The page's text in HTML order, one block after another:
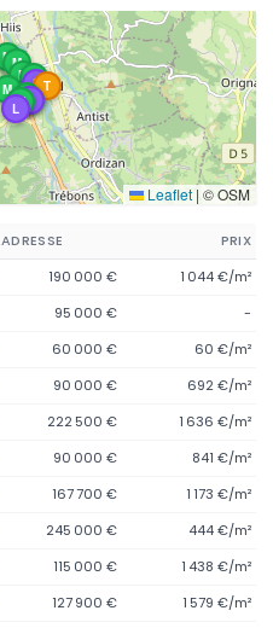
ADRESSE
PRIX
190 000 €
1 044 €/m²
95 000 €
-
60 000 €
60 €/m²
90 000 €
692 €/m²
222 500 €
1 636 €/m²
90 000 €
841 €/m²
167 700 €
1 173 €/m²
245 000 €
444 €/m²
115 000 €
1 438 €/m²
127 900 € 1 579 €/m²
M
L
T
MM
M
M
L
MM
L
M
Leaflet | © OSM